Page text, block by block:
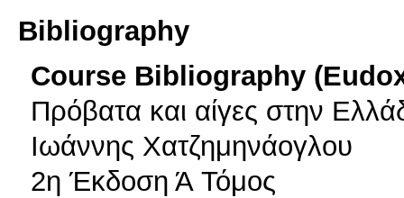
Bibliography
Course Bibliography
Πρόβατα και αίγες στην
Ιωάννης Χατζημηνάογλου
2η Έκδοση Ά Τόμος